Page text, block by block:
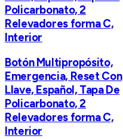
Policarbonato, 2
Relevadores forma C,
Interior
Botón Multipropósito,
Emergencia, Reset Con
Llave, Español, Tapa De
Policarbonato, 2
Relevadores forma C,
Interior